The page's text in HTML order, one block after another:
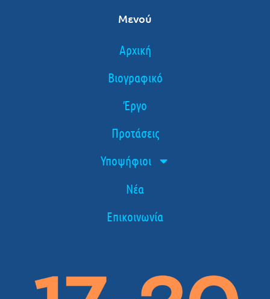
Μενού
Αρχική
Βιογραφικό
Έργο
Προτάσεις
Υποψήφιοι
Νέα
Επικοινωνία